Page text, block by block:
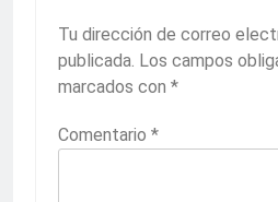
Tu dirección de correo
publicada. Los campos
marcados con *
Comentario *